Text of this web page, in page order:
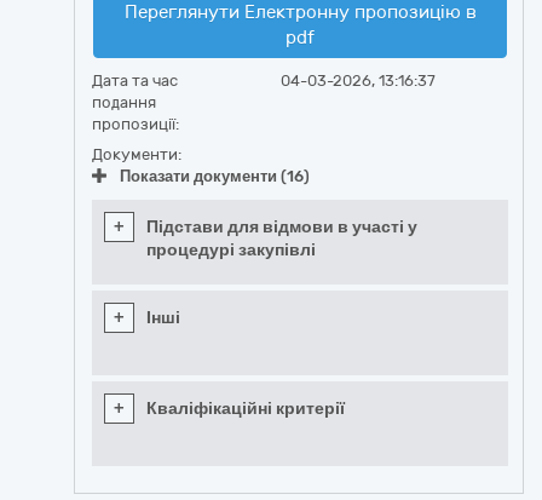
Переглянути Електронну пропозицію в
pdf
Дата та час
подання
пропозиції:
04-03-2026, 13:16:37
Документи:
Показати документи (16)
+
Підстави для відмови в участі у
процедурі закупівлі
+ Інші
+ Кваліфікаційні критерії